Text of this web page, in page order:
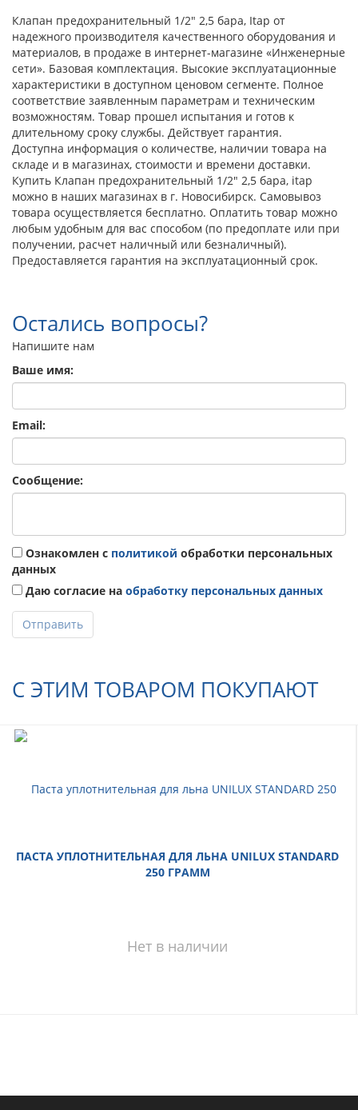
Клапан предохранительный 1/2" 2,5 бара, Itap от
надежного производителя качественного оборудования и
материалов, в продаже в интернет-магазине «Инженерные
сети». Базовая комплектация. Высокие эксплуатационные
характеристики в доступном ценовом сегменте. Полное
соответствие заявленным параметрам и техническим
возможностям. Товар прошел испытания и готов к
длительному сроку службы. Действует гарантия.
Доступна информация о количестве, наличии товара на
складе и в магазинах, стоимости и времени доставки.
Купить Клапан предохранительный 1/2" 2,5 бара, itap
можно в наших магазинах в г. Новосибирск. Самовывоз
товара осуществляется бесплатно. Оплатить товар можно
любым удобным для вас способом (по предоплате или при
получении, расчет наличный или безналичный).
Предоставляется гарантия на эксплуатационный срок.
Остались вопросы?
Напишите нам
Ваше имя:
Email:
Сообщение:
Ознакомлен с политикой обработки персональных
данных
Даю согласие на обработку персональных данных
Отправить
С ЭТИМ ТОВАРОМ ПОКУПАЮТ
ПАСТА УПЛОТНИТЕЛЬНАЯ ДЛЯ ЛЬНА UNILUX STANDARD
250 ГРАММ
Нет в наличии